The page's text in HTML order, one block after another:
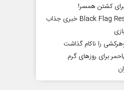
کشتن همسر!
بازگشت Black Flag Resynced خبری جذاب
را ناکام گذاشت
برای روز‌های گرم